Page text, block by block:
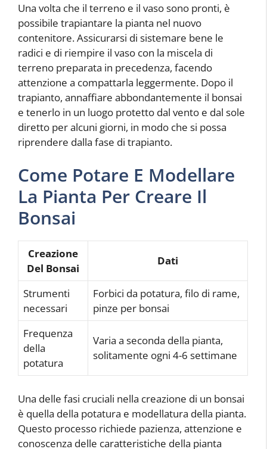
Una volta che il terreno e il vaso sono pronti, è
possibile trapiantare la pianta nel nuovo
contenitore. Assicurarsi di sistemare bene le
radici e di riempire il vaso con la miscela di
terreno preparata in precedenza, facendo
attenzione a compattarla leggermente. Dopo il
trapianto, annaffiare abbondantemente il bonsai
e tenerlo in un luogo protetto dal vento e dal sole
diretto per alcuni giorni, in modo che si possa
riprendere dalla fase di trapianto.
Come Potare E Modellare
La Pianta Per Creare Il
Bonsai
Creazione
Del Bonsai
Dati
Strumenti
necessari
Forbici da potatura, filo di rame,
pinze per bonsai
Frequenza
della
potatura
Varia a seconda della pianta,
solitamente ogni 4-6 settimane
Una delle fasi cruciali nella creazione di un bonsai
è quella della potatura e modellatura della pianta.
Questo processo richiede pazienza, attenzione e
conoscenza delle caratteristiche della pianta